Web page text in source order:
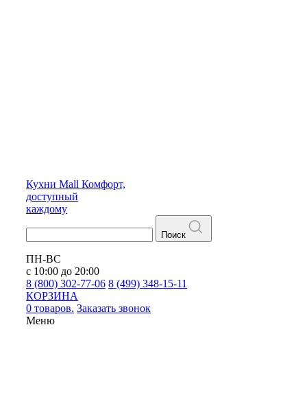
Кухни Mall Комфорт,
доступный
каждому
Поиск
ПН-ВС
с 10:00 до 20:00
8 (800) 302-77-06 8 (499) 348-15-11
КОРЗИНА
0 товаров. Заказать звонок
Меню